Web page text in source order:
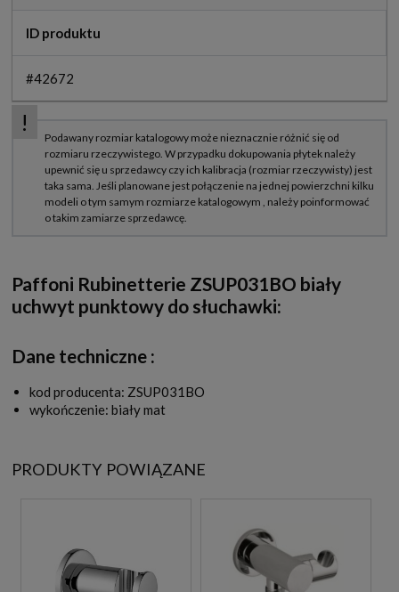
ID produktu
#42672
Paffoni Rubinetterie ZSUP031BO biały
uchwyt punktowy do słuchawki:
Dane techniczne :
kod producenta: ZSUP031BO
wykończenie: biały mat
PRODUKTY POWIĄZANE